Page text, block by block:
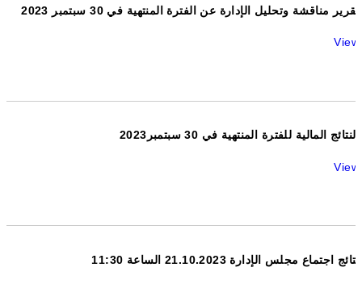
تقرير مناقشة وتحليل الإدارة عن الفترة المنتهية في 30 سبتمبر 2023
View
2023النتائج المالية للفترة المنتهية في 30 سبتمبر
View
نتائج اجتماع مجلس الإدارة 21.10.2023 الساعة 11:30